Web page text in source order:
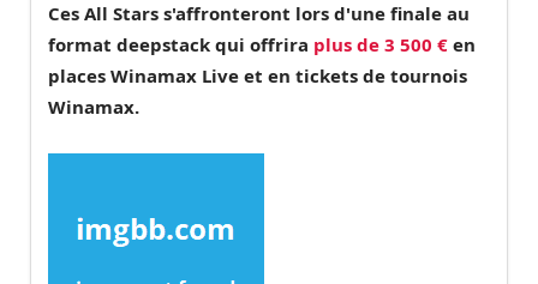
Ces All Stars s'affronteront lors d'une finale au
format deepstack qui offrira plus de 3 500 € en
places Winamax Live et en tickets de tournois
Winamax.